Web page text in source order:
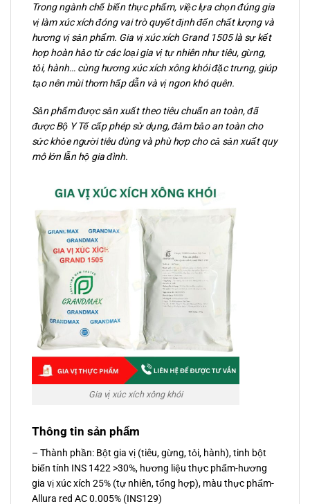
Trong ngành chế biến thực phẩm, việc lựa chọn đúng gia
vị làm xúc xích đóng vai trò quyết định đến chất lượng và
hương vị sản phẩm. Gia vị xúc xích Grand 1505 là sự kết
hợp hoàn hảo từ các loại gia vị tự nhiên như tiêu, gừng,
tỏi, hành… cùng hương xúc xích xông khói đặc trưng, giúp
tạo nên mùi thơm hấp dẫn và vị ngon khó quên.
Sản phẩm được sản xuất theo tiêu chuẩn an toàn, đã
được Bộ Y Tế cấp phép sử dụng, đảm bảo an toàn cho
sức khỏe người tiêu dùng và phù hợp cho cả sản xuất quy
mô lớn lẫn hộ gia đình.
Gia vị xúc xích xông khói
Thông tin sản phẩm
– Thành phần: Bột gia vị (tiêu, gừng, tỏi, hành), tinh bột
biến tính INS 1422 >30%, hương liệu thực phẩm-hương
gia vị xúc xích 25% (tự nhiên, tổng hợp), màu thực phẩm-
Allura red AC 0.005% (INS129)